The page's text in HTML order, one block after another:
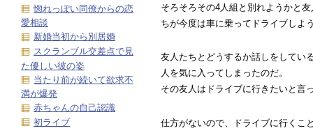
そろそろその4人組と別れようかと
ちが今度は車に乗ってドライブしよ
友人たちとどうするか話しをしてい
人を気に入ってしまったのだ。
その友人はドライブに行きたいと言
仕方がないので、ドライブに行くこ
惚れっぽい同僚からの恋
愛相談
新婚当初から別居婚
スクランブル交差点で見
た優しい彼の姿
当たり前が続いて欲求不
満が爆発
赤ちゃんの自己認識
初ライブ